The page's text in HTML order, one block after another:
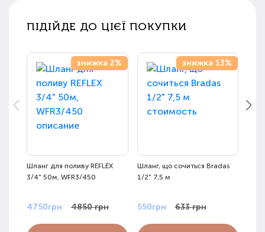
ПІДІЙДЕ ДО ЦІЄЇ ПОКУПКИ
знижка 2%
Шланг для поливу REFLEX
3/4" 50м, WFR3/450
4750грн 4850 грн
знижка 13%
Шланг, що сочиться Bradas
1/2" 7,5 м
550грн 633 грн